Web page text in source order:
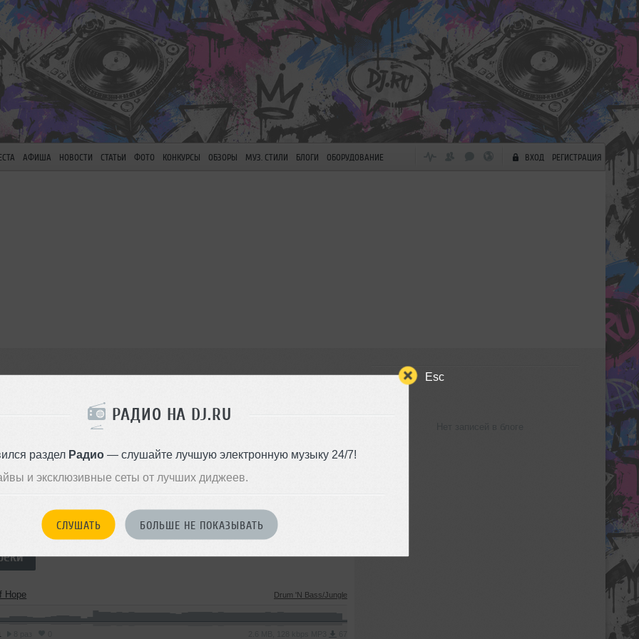
Esc
РАДИО НА DJ.RU
раздел Радио— слушайте лучшую электронную музыку 24/7!
и эксклюзивные сеты от лучших диджеев.
СЛУШАТЬ БОЛЬШЕ НЕ ПОКАЗЫВАТЬ
АФИША НОВОСТИ СТАТЬИ ФОТО КОНКУРСЫ ОБЗОРЫ МУЗ. СТИЛИ БЛОГИ ОБОРУДОВАНИЕ ВХОД РЕГИСТРАЦИЯ
Hope Drum 'N Bass/Jungle